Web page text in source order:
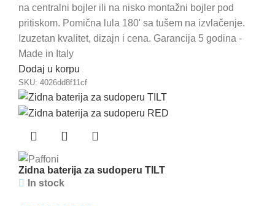
na centralni bojler ili na nisko montažni bojler pod
pritiskom. Pomična lula 180' sa tušem na izvlačenje.
Izuzetan kvalitet, dizajn i cena. Garancija 5 godina -
Made in Italy
Dodaj u korpu
SKU: 4026dd8f11cf
Zidna baterija za sudoperu TILT
In stock